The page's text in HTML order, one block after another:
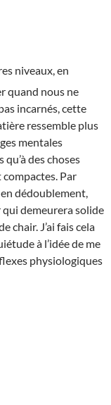
niveaux, en
quand nous ne
incarnés, cette
ressemble plus
mentales
qu’à des choses
compactes. Par
dédoublement,
qui demeurera solide
chair. J’ai fais cela
à l’idée de me
physiologiques